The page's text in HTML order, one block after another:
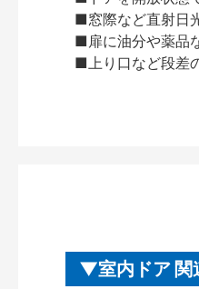
■窓際など直射日
■扉に油分や薬品
■上り口など段差
室内ドア 関